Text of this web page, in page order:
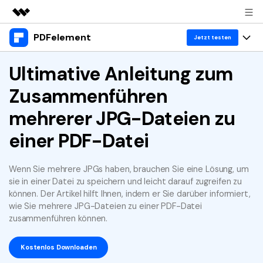
Top-Produkte
Dienstprogramme
Business
Überblick
Über uns
Presseraum
Support
PDFelement Jetzt testen
Produkte
Desktop
PDFelement für Windows
PDFelement für Mac
Mobile App
PDFelement für iPhone/iPad
PDFelement für Android
Cloud
Lösungen
Benutzer im Bildungswesen
PDF lesen
PDF kommentieren
PDF erstellen
PDF kombinieren
PDF drucken
Ressourcen
Top PDF-Software
How-Tos
Mac-Software
KMU von 1-10p
10p+ Unternehmen
Jetzt kaufen Anmelden
Ultimative Anleitung zum
Zusammenführen
mehrerer JPG-Dateien zu
einer PDF-Datei
Wenn Sie mehrere JPGs haben, brauchen Sie eine Lösung, um
sie in einer Datei zu speichern und leicht darauf zugreifen zu
können. Der Artikel hilft Ihnen, indem er Sie darüber informiert,
wie Sie mehrere JPG-Dateien zu einer PDF-Datei
zusammenführen können.
Kostenlos Downloaden